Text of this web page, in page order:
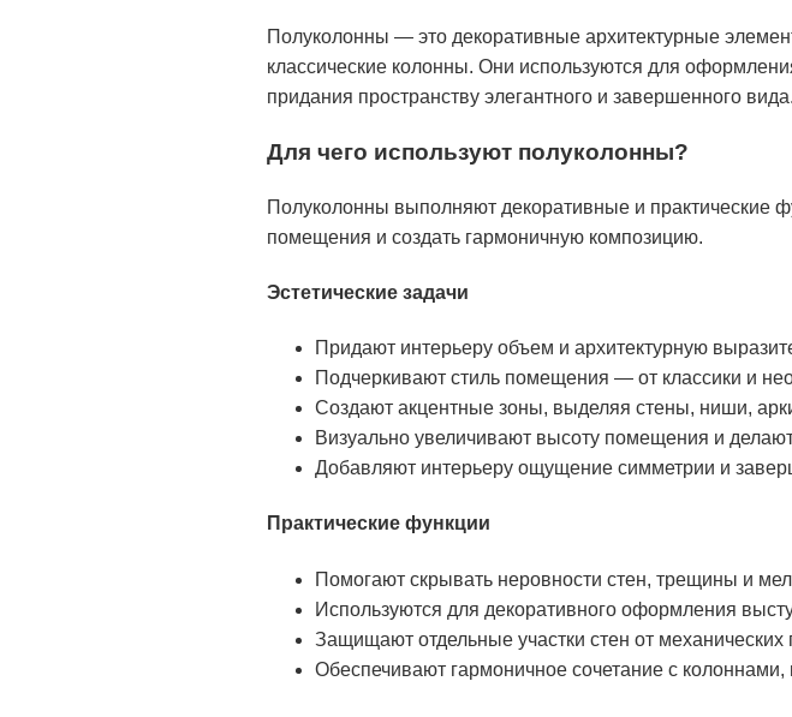
Полуколонны — это декоративные архитектурные
классические колонны. Они используются для
придания пространству элегантного и завершенного вида.
Для чего используют полуколонны?
Полуколонны выполняют декоративные и практические
помещения и создать гармоничную композицию.
Эстетические задачи
Придают интерьеру объем и архитектурную
Подчеркивают стиль помещения — от классики и
Создают акцентные зоны, выделяя стены, ниши,
Визуально увеличивают высоту помещения и
Добавляют интерьеру ощущение симметрии и
Практические функции
Помогают скрывать неровности стен, трещины и
Используются для декоративного оформления
Защищают отдельные участки стен от
Обеспечивают гармоничное сочетание с